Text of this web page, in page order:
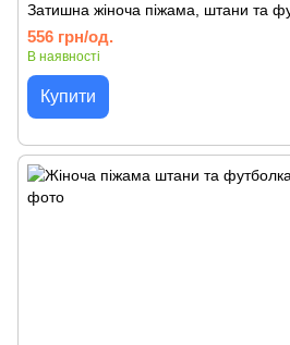
Затишна жіноча піжама, штани та
556 грн/од.
В наявності
Купити